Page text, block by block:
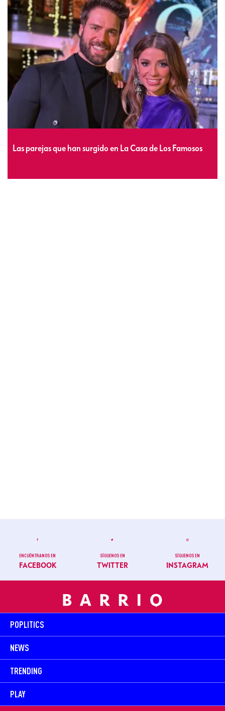
Las parejas que han surgido en La Casa de Los Famosos
ENCUÉNTRANOS EN
FACEBOOK
SÍGUENOS EN
TWITTER
SÍGUENOS EN
INSTAGRAM
POPLITICS
NEWS
TRENDING
PLAY